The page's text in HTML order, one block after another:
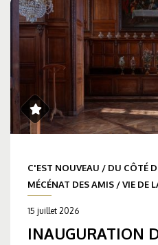
C'EST NOUVEAU / DU CÔTÉ
MÉCÉNAT DES AMIS /VIE DE
15 juillet 2026
INAUGURATION